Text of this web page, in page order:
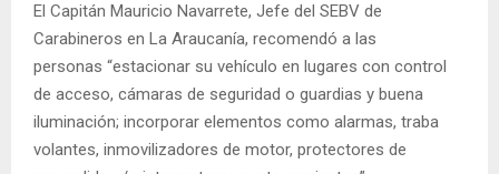
El Capitán Mauricio Navarrete, Jefe del SEBV de
Carabineros en La Araucanía, recomendó a las
personas “estacionar su vehículo en lugares con control
de acceso, cámaras de seguridad o guardias y buena
iluminación; incorporar elementos como alarmas, traba
volantes, inmovilizadores de motor, protectores de